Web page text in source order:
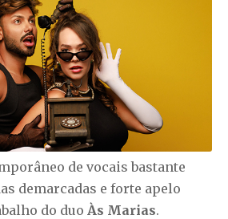
de vocais bastante
demarcadas e forte apelo
do duo Às Marias.